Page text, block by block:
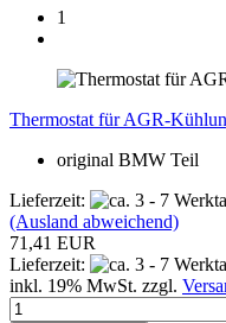
1
Thermostat für AGR-
original BMW Teil
Lieferzeit:
(Ausland abweichend)
71,41 EUR
Lieferzeit:
inkl. 19% MwSt. zzgl.